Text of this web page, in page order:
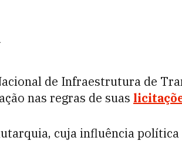
.
de Infraestrutura de
nas regras de suas
cuja influência política